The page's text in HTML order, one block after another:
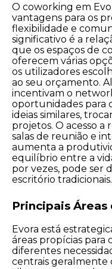
O coworking em
vantagens para os
flexibilidade e
significativo é a
que os espaços de
oferecem várias
os utilizadores
ao seu orçamento.
incentivam o
oportunidades para
ideias similares,
projetos. O acesso a
salas de reunião e
aumenta a
equilíbrio entre a
por vezes, pode ser
escritório tradicionais.
Principais
Evora está
áreas propícias para
diferentes
centrais geralmente